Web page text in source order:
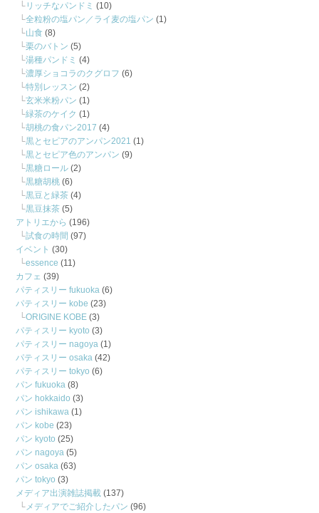
リッチなパンドミ (10)
全粒粉の塩パン／ライ麦の塩パン (1)
山食 (8)
栗のバトン (5)
湯種パンドミ (4)
濃厚ショコラのクグロフ (6)
特別レッスン (2)
玄米米粉パン (1)
緑茶のケイク (1)
胡桃の食パン2017 (4)
黒とセピアのアンパン2021 (1)
黒とセピア色のアンパン (9)
黒糖ロール (2)
黒糖胡桃 (6)
黒豆と緑茶 (4)
黒豆抹茶 (5)
アトリエから (196)
試食の時間 (97)
イベント (30)
essence (11)
カフェ (39)
パティスリー fukuoka (6)
パティスリー kobe (23)
ORIGINE KOBE (3)
パティスリー kyoto (3)
パティスリー nagoya (1)
パティスリー osaka (42)
パティスリー tokyo (6)
パン fukuoka (8)
パン hokkaido (3)
パン ishikawa (1)
パン kobe (23)
パン kyoto (25)
パン nagoya (5)
パン osaka (63)
パン tokyo (3)
メディア出演雑誌掲載 (137)
メディアでご紹介したパン (96)